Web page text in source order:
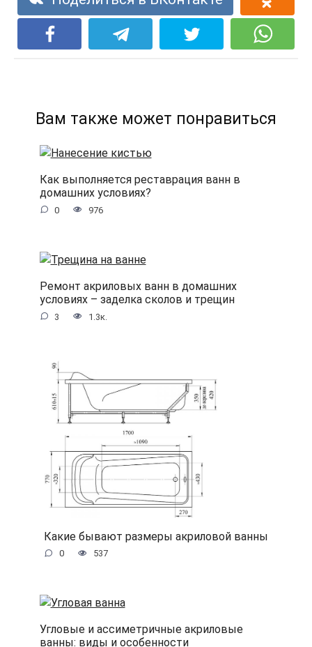
Вам также может понравиться
Как выполняется реставрация ванн в
домашних условиях?
0 976
Ремонт акриловых ванн в домашних
условиях – заделка сколов и трещин
3 1.3к.
Какие бывают размеры акриловой ванны
0 537
Угловые и ассиметричные акриловые
ванны: виды и особенности